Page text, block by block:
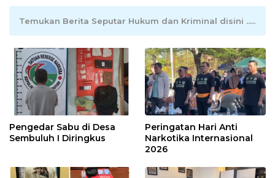
Temukan Berita Seputar Hukum dan Kriminal disini .....
Pengedar Sabu di Desa
Sembuluh I Diringkus
Peringatan Hari Anti
Narkotika Internasional
2026